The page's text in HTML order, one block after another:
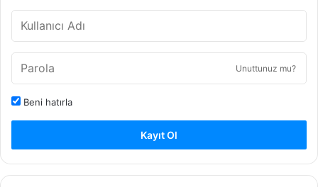
Unuttunuz mu?
Beni hatırla
Kayıt Ol